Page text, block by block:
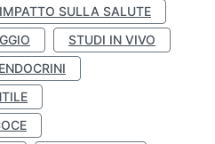
SULLA SALUTE
STUDI IN VIVO